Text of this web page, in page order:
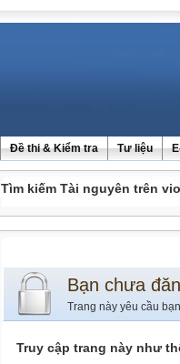
Đề thi & Kiểm tra Tư liệu
Tìm kiếm Tài nguyên trên
Bạn chưa
Trang này yêu cầu
Truy cập trang này như